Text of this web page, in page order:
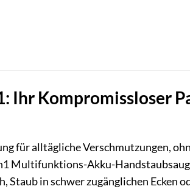
Ihr Kompromissloser
für alltägliche Verschmutzungen,
Multifunktions-Akku-
in schwer zugänglichen Ecken